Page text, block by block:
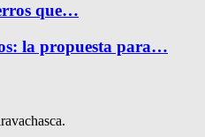
que…
la propuesta para…